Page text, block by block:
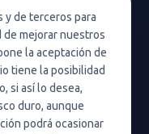
y de terceros para
mejorar nuestros
la aceptación de
tiene la posibilidad
si así lo desea,
duro, aunque
podrá ocasionar